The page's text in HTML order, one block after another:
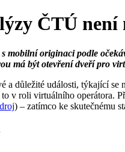
ČTÚ
mobilní originaci podle
má být otevření dveří pro
a důležité události, týkající
v roli virtuálního operátora.
) – zatímco ke skutečnému